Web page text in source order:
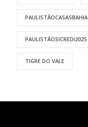
PAULISTÃOCASASBAHIA
PAULISTÃOSICREDI2025
TIGRE DO VALE